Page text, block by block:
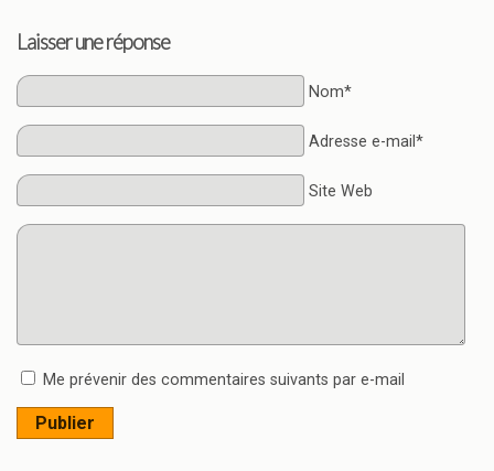
Laisser une réponse
Nom*
Adresse e-mail*
Site Web
Me prévenir des commentaires suivants par e-mail
Publier